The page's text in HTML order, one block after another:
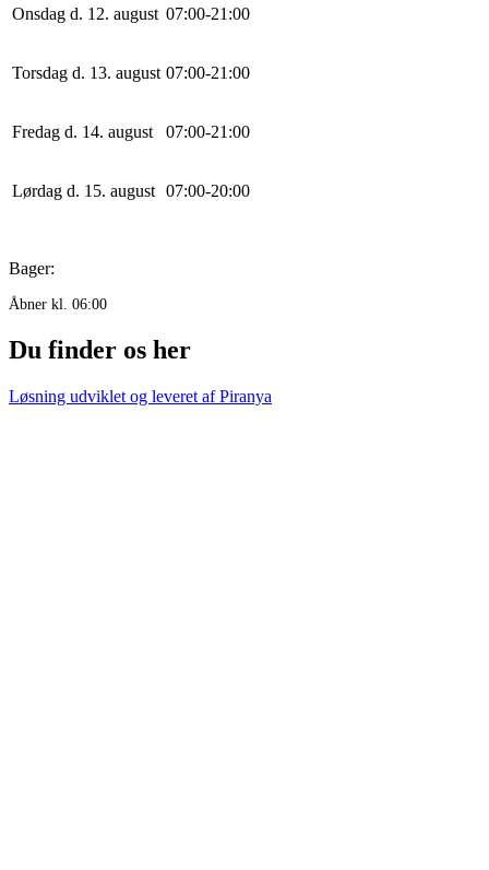
Onsdag d. 12. august 07:00-21:00
Torsdag d. 13. august 07:00-21:00
Fredag d. 14. august 07:00-21:00
Lørdag d. 15. august 07:00-20:00
Bager:
Åbner kl. 06:00
Du finder os her
Løsning udviklet og leveret afPiranya